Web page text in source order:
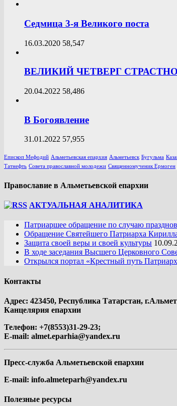
Седмица 3-я Великого поста
16.03.2020 58,547
ВЕЛИКИЙ ЧЕТВЕРГ
20.04.2022 58,486
В Богоявление
31.01.2022 57,955
Епископ Мефодий Альметьевская епархия Альметьевск Бугульма
Татнефть Совета православной молодежи Священномученик Ермоген
Православие в Альметьевской епархии
АКТУАЛЬНАЯ АНАЛИТИКА
Патриаршее обращение по случаю
Обращение Святейшего Патриарха
Защита своей веры и своей культуры
В ходе заседания Высшего Церковного
Открылся портал «Крестный путь
Контакты
Адрес: 423450, Республика Татарстан,
Канцелярия епархии
Телефон: +7(8553)31-29-23;
E-mail: almet.eparhia@yandex.ru
Пресс-служба Альметьевской епархии
E-mail: info.almeteparh@yandex.ru
Полезные ресурсы